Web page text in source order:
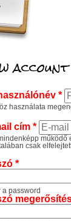
account
*
használata
cím *
csak
*
a password